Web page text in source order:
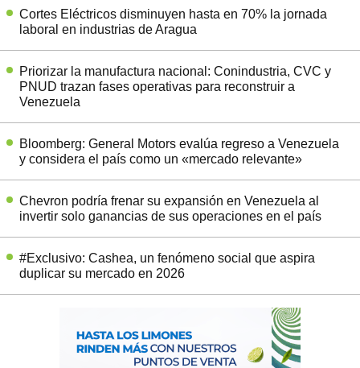
Cortes Eléctricos disminuyen hasta en 70% la jornada
laboral en industrias de Aragua
Priorizar la manufactura nacional: Conindustria, CVC y
PNUD trazan fases operativas para reconstruir a
Venezuela
Bloomberg: General Motors evalúa regreso a Venezuela
y considera el país como un «mercado relevante»
Chevron podría frenar su expansión en Venezuela al
invertir solo ganancias de sus operaciones en el país
#Exclusivo: Cashea, un fenómeno social que aspira
duplicar su mercado en 2026